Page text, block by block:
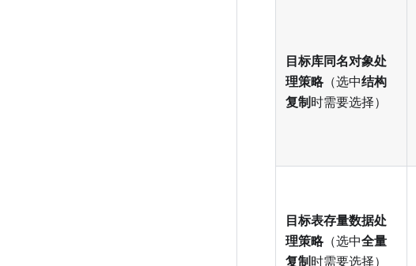
目标库同名对象处
理策略（选中结构
复制时需要选择）
目标表存量数据处
理策略（选中全量
复制时需要选择）